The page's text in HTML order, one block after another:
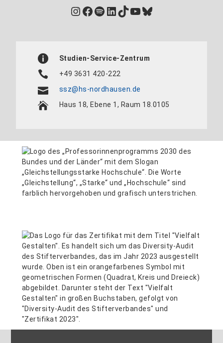
Instagram
Facebook
Spotify
LinkedIn
TikTok
YouTube
Bluesky
Studien-Service-Zentrum
+49 3631 420-222
ssz@hs-nordhausen.de
Haus 18, Ebene 1, Raum 18.0105